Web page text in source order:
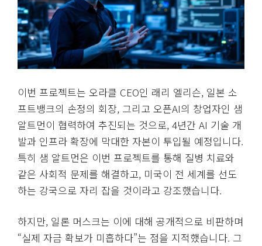
이번 프로젝트는 오라클 CEO인 래리 엘리슨, 일본 소
프트뱅크의 손정의 회장, 그리고 오픈AI의 창업자인 샘
알트먼이 협력하여 추진되는 것으로, 4년간 AI 기술 개
발과 인프라 확장에 막대한 자본이 투입될 예정입니다.
특히 샘 알트먼은 이번 프로젝트를 통해 질병 치료와
같은 사회적 문제를 해결하고, 미국이 전 세계를 선도
하는 강국으로 자리 잡을 것이라고 강조했습니다.
하지만, 일론 머스크는 이에 대해 공개적으로 비판하며
“실제 자금 확보가 미흡하다”는 점을 지적했습니다. 그